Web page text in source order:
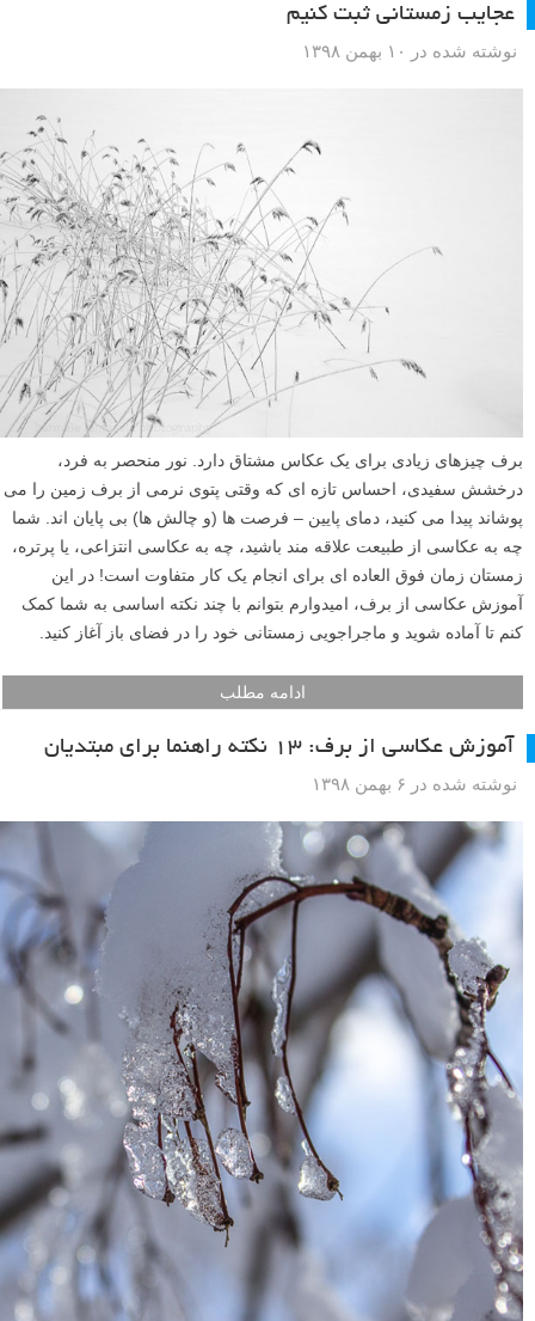
عجایب زمستانی ثبت کنیم
نوشته شده در ۱۰ بهمن ۱۳۹۸
برف چیزهای زیادی برای یک عکاس مشتاق دارد. نور منحصر به فرد،
درخشش سفیدی، احساس تازه ای که وقتی پتوی نرمی از برف زمین را می
پوشاند پیدا می کنید، دمای پایین – فرصت ها (و چالش ها) بی پایان اند. شما
چه به عکاسی از طبیعت علاقه مند باشید، چه به عکاسی انتزاعی، یا پرتره،
زمستان زمان فوق العاده ای برای انجام یک کار متفاوت است! در این
آموزش عکاسی از برف، امیدوارم بتوانم با چند نکته اساسی به شما کمک
کنم تا آماده شوید و ماجراجویی زمستانی خود را در فضای باز آغاز کنید.
ادامه مطلب
آموزش عکاسی از برف: ۱۳ نکته راهنما برای مبتدیان
نوشته شده در ۶ بهمن ۱۳۹۸